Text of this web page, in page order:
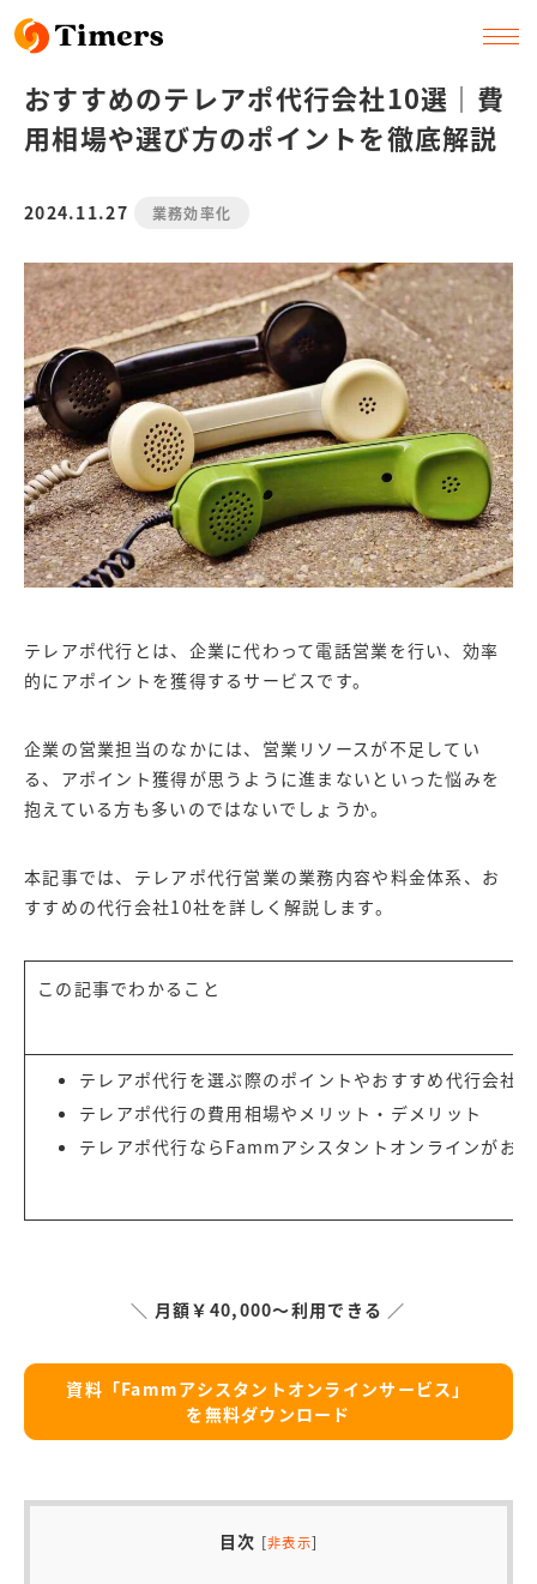
おすすめのテレアポ代行会社10選｜費
用相場や選び方のポイントを徹底解説
2024.11.27 業務効率化
テレアポ代行とは、企業に代わって電話営業を行い、効率
的にアポイントを獲得するサービスです。
企業の営業担当のなかには、営業リソースが不足してい
る、アポイント獲得が思うように進まないといった悩みを
抱えている方も多いのではないでしょうか。
本記事では、テレアポ代行営業の業務内容や料金体系、お
すすめの代行会社10社を詳しく解説します。
この記事でわかること
テレアポ代行を選ぶ際のポイントやおすすめ代行会社
テレアポ代行の費用相場やメリット・デメリット
テレアポ代行なら Fammアシスタントオンラインがお
＼ 月額￥40,000～利用できる ／
資料「Fammアシスタントオンラインサービス」
を無料ダウンロード
目次 [非表示]